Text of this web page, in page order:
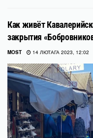
Как живёт
закрытия
MOST 14 ЛЮТАГА 2023, 12:02